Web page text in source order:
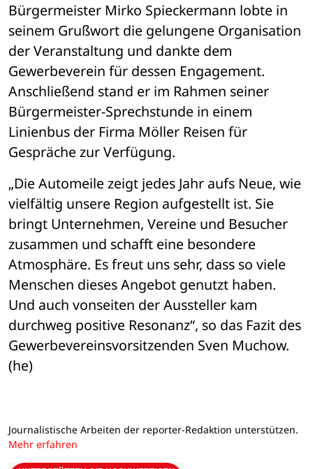
Bürgermeister Mirko Spieckermann lobte in
seinem Grußwort die gelungene Organisation
der Veranstaltung und dankte dem
Gewerbeverein für dessen Engagement.
Anschließend stand er im Rahmen seiner
Bürgermeister-Sprechstunde in einem
Linienbus der Firma Möller Reisen für
Gespräche zur Verfügung.
„Die Automeile zeigt jedes Jahr aufs Neue, wie
vielfältig unsere Region aufgestellt ist. Sie
bringt Unternehmen, Vereine und Besucher
zusammen und schafft eine besondere
Atmosphäre. Es freut uns sehr, dass so viele
Menschen dieses Angebot genutzt haben.
Und auch vonseiten der Aussteller kam
durchweg positive Resonanz“, so das Fazit des
Gewerbevereinsvorsitzenden Sven Muchow.
(he)
Journalistische Arbeiten der reporter-Redaktion unterstützen.
Mehr erfahren